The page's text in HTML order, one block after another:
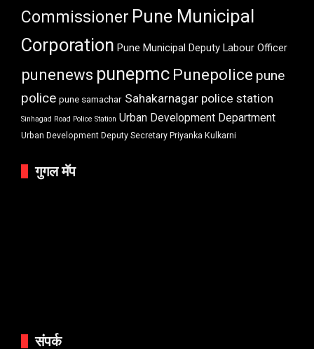
Commissioner Pune Municipal
Corporation Pune Municipal Deputy Labour Officer
punenews punepmc Punepolice pune
police pune samachar Sahakarnagar police station
Sinhagad Road Police Station Urban Development Department
Urban Development Deputy Secretary Priyanka Kulkarni
गुगल मॅप
संपर्क